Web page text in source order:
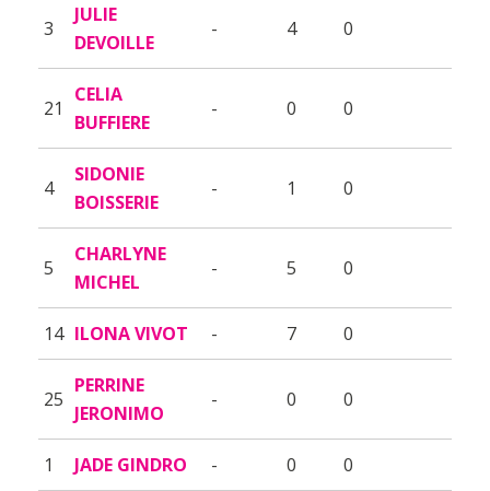
3
JULIE
DEVOILLE
- 4 0
21
CELIA
BUFFIERE
- 0 0
4
SIDONIE
BOISSERIE
- 1 0
5
CHARLYNE
MICHEL
- 5 0
14 ILONA VIVOT - 7 0
25
PERRINE
JERONIMO
- 0 0
1 JADE GINDRO - 0 0